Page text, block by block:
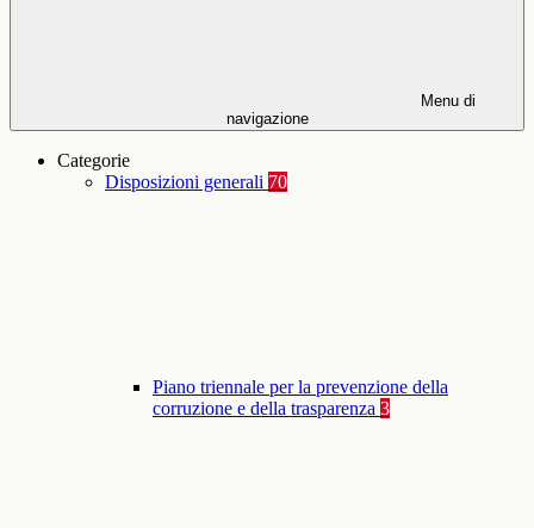
Menu di
navigazione
Categorie
Disposizioni generali 70
Piano triennale per la prevenzione della
corruzione e della trasparenza 3